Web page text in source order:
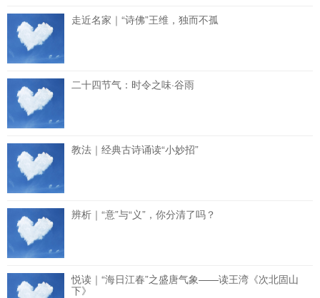
走近名家｜“诗佛”王维，独而不孤
二十四节气：时令之味·谷雨
教法｜经典古诗诵读“小妙招”
辨析｜“意”与“义”，你分清了吗？
悦读｜“海日江春”之盛唐气象——读王湾《次北固山
下》